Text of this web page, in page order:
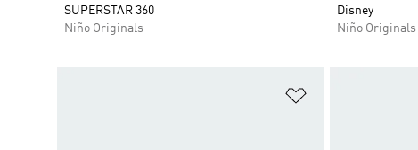
SUPERSTAR 360
Niño Originals
Disney
Niño Originals